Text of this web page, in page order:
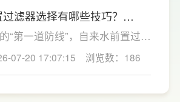
，围绕不同户型和家庭需求，
视柜及一站式整家解决方案，
功能规划进行科学布局，兼顾
居生活。
滤器选择有哪些技巧？
提供一站式净水方案
“第一道防线”，自来水前置过滤
自来水中的泥沙、铁锈、红虫
不仅能提升日常用水的洁净
净水设备及涉水家电提供保
前置过滤器 LS801Q（升级
07-20 17:07:15 浏览数：186